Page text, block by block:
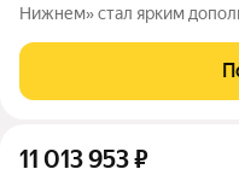
Нижнем» стал ярким
районе в границах улиц
Вольская, Витебская.
11 013 953₽